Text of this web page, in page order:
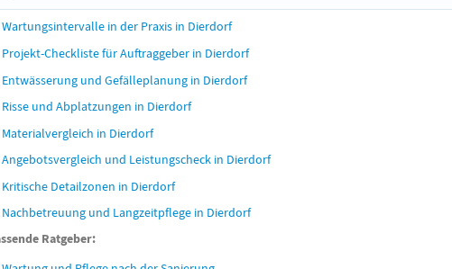
Wartungsintervalle in der Praxis in Dierdorf
Projekt-Checkliste für Auftraggeber in Dierdorf
Entwässerung und Gefälleplanung in Dierdorf
Risse und Abplatzungen in Dierdorf
Materialvergleich in Dierdorf
Angebotsvergleich und Leistungscheck in Dierdorf
Kritische Detailzonen in Dierdorf
Nachbetreuung und Langzeitpflege in Dierdorf
Ratgeber: